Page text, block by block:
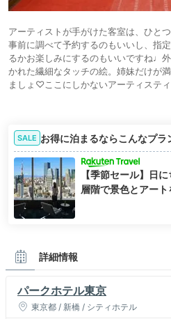
アーティストが手がけた客室は、ひと
事前に調べて予約するのもいいし、指
るかお楽しみにするのもいいですね♩
かれた繊細なタッチの絵。姉妹だけが
ましょ♡ここにしかないアーティステ
SALE お得に泊まるならこんなプラ
【季節セール】日
層階で景色とアー
詳細情報
パークホテル東京
東京都 / 新橋 / シティホテル